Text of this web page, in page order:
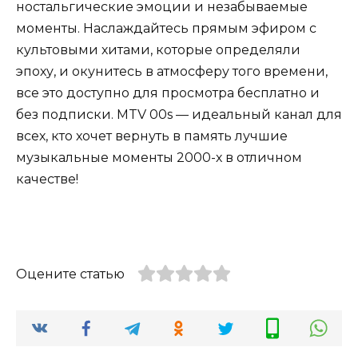
ностальгические эмоции и незабываемые
моменты. Наслаждайтесь прямым эфиром с
культовыми хитами, которые определяли
эпоху, и окунитесь в атмосферу того времени,
все это доступно для просмотра бесплатно и
без подписки. MTV 00s — идеальный канал для
всех, кто хочет вернуть в память лучшие
музыкальные моменты 2000-х в отличном
качестве!
Оцените статью